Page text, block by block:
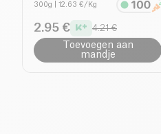
300g | 12.63 €/Kg
2.95 € 4.21 €
Toevoegen aan
mandje